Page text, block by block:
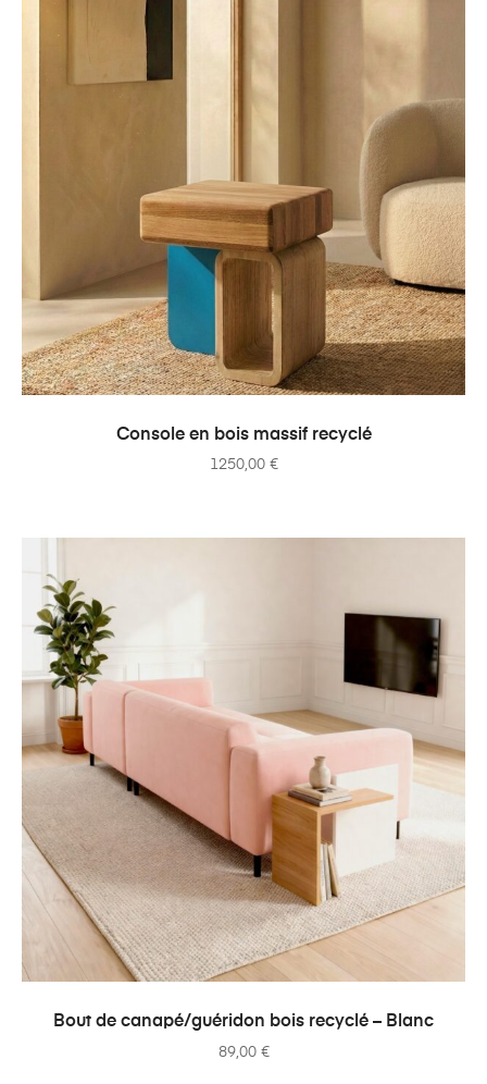
AJOUTER AU PANIER
Console en bois massif recyclé
1250,00 €
AJOUTER AU PANIER
Bout de canapé/guéridon bois recyclé – Blanc
89,00 €